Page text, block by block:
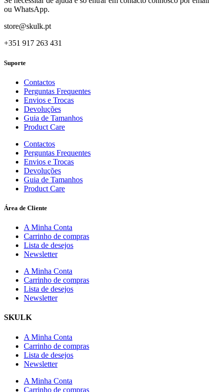
ou WhatsApp.
store@skulk.pt
+351 917 263 431
Suporte
Contactos
Perguntas Frequentes
Envios e Trocas
Devoluções
Guia de Tamanhos
Product Care
Contactos
Perguntas Frequentes
Envios e Trocas
Devoluções
Guia de Tamanhos
Product Care
Área de Cliente
A Minha Conta
Carrinho de compras
Lista de desejos
Newsletter
A Minha Conta
Carrinho de compras
Lista de desejos
Newsletter
SKULK
A Minha Conta
Carrinho de compras
Lista de desejos
Newsletter
A Minha Conta
Carrinho de compras